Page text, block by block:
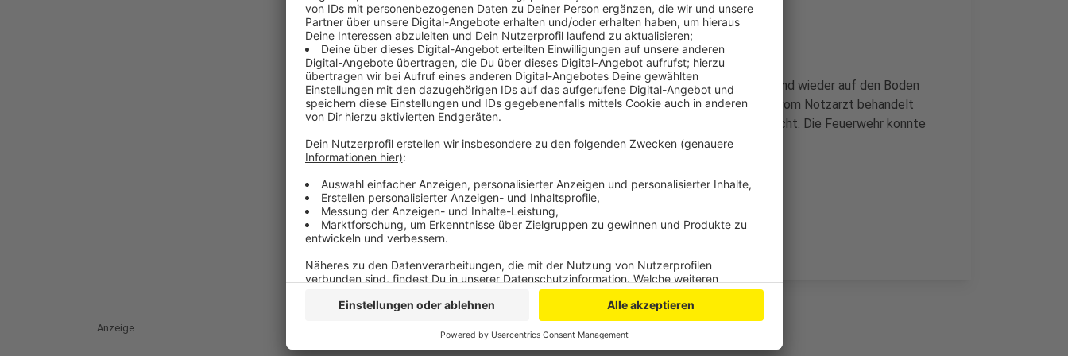
Anzeige
Die Ehefrau konnte den Mann zusammen mit Nachbarn befreien und wieder auf den Boden
holen. Der Mann war nicht mehr ansprechbar und musste vor Ort vom Notzarzt behandelt
werden. Er wurde zur weiteren Versorgung ins Krankenhaus gebracht. Die Feuerwehr konnte
dann wieder abrücken.
Anzeige
Anzeige